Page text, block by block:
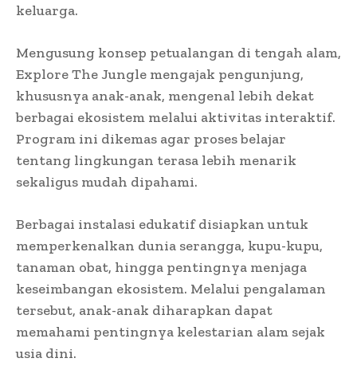
keluarga.
Mengusung konsep petualangan di tengah alam,
Explore The Jungle mengajak pengunjung,
khususnya anak-anak, mengenal lebih dekat
berbagai ekosistem melalui aktivitas interaktif.
Program ini dikemas agar proses belajar
tentang lingkungan terasa lebih menarik
sekaligus mudah dipahami.
Berbagai instalasi edukatif disiapkan untuk
memperkenalkan dunia serangga, kupu-kupu,
tanaman obat, hingga pentingnya menjaga
keseimbangan ekosistem. Melalui pengalaman
tersebut, anak-anak diharapkan dapat
memahami pentingnya kelestarian alam sejak
usia dini.